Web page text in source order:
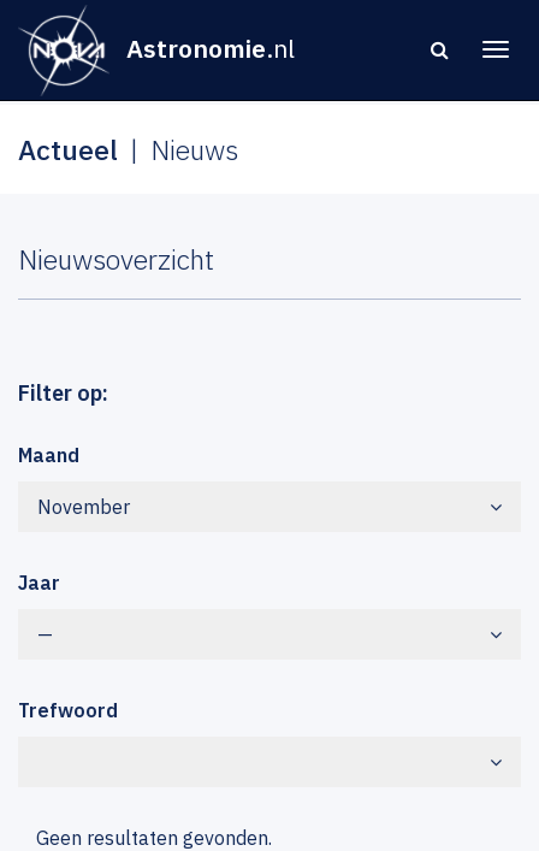
Astronomie.nl
Actueel Nieuws
Nieuwsoverzicht
Filter op:
Maand
November
Jaar
—
Trefwoord
Geen resultaten gevonden.